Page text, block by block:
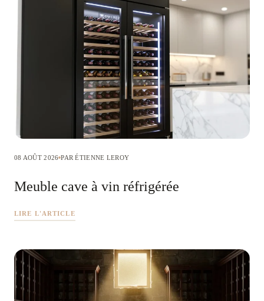
08 AOÛT 2026 PAR ÉTIENNE LEROY
Meuble cave à vin réfrigérée
LIRE L'ARTICLE